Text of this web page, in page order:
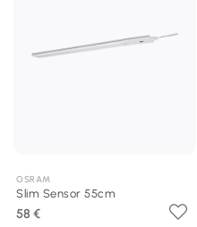
OSRAM
Slim Sensor 55cm
58 €